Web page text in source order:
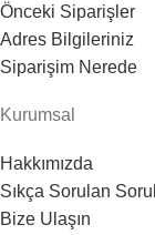
Önceki Siparişler
Adres Bilgileriniz
Siparişim Nerede
Kurumsal
Hakkımızda
Sıkça Sorulan
Bize Ulaşın